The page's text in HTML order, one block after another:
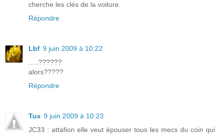
cherche les clés de la voiture.
Répondre
Lbf 9 juin 2009 à 10:22
.....??????
alors?????
Répondre
Tux 9 juin 2009 à 10:23
JC33 : attafion elle veut épouser tous les mecs du coin qui